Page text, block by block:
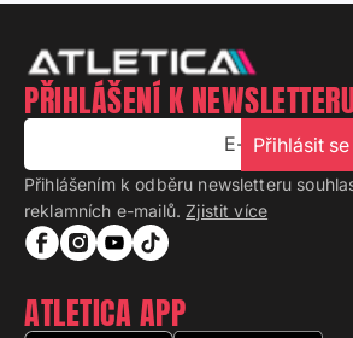
PŘIHLÁŠENÍ K
E-mailPřihlásit
Přihlášením k odběru newsletteru
reklamních e-mailů.Zjistit více
ATLETICA APP